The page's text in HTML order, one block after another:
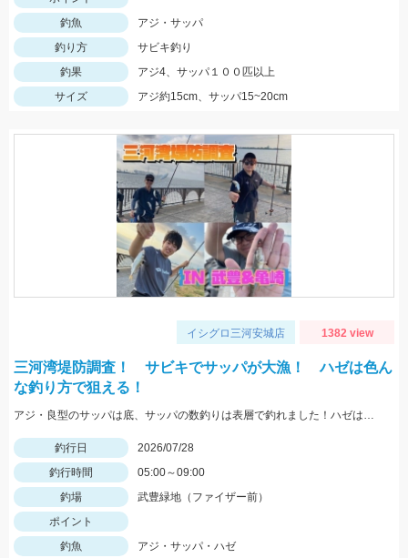
釣魚
アジ・サッパ
釣り方
サビキ釣り
釣果
アジ4、サッパ１００匹以上
サイズ
アジ約15cm、サッパ15~20cm
イシグロ三河安城店 1382 view
三河湾堤防調査！ サビキでサッパが大漁！ ハゼは色ん
な釣り方で狙える！
アジ・良型のサッパは底、サッパの数釣りは表層で釣れました！ハゼは蛎殻周辺で良型が良く上がりました。
釣行日
2026/07/28
釣行時間
05:00～09:00
釣場
武豊緑地（ファイザー前）
ポイント
釣魚
アジ・サッパ・ハゼ